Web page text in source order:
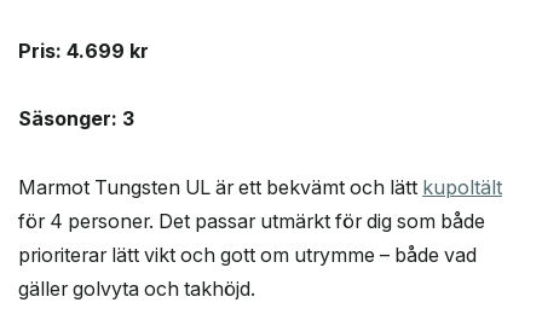
Pris: 4.699 kr
Säsonger: 3
Marmot Tungsten UL är ett bekvämt och lätt kupoltält
för 4 personer. Det passar utmärkt för dig som både
prioriterar lätt vikt och gott om utrymme – både vad
gäller golvyta och takhöjd.